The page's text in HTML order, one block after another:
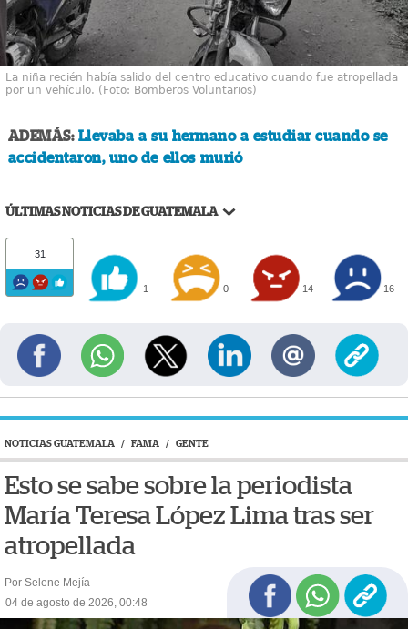
La niña recién había salido del centro educativo cuando fue atropellada
por un vehículo. (Foto: Bomberos Voluntarios)
ADEMÁS: Llevaba a su hermano a estudiar cuando se
accidentaron, uno de ellos murió
ÚLTIMAS NOTICIAS DE GUATEMALA
31
1 0 14 16
NOTICIAS GUATEMALA / FAMA / GENTE
Esto se sabe sobre la periodista
María Teresa López Lima tras ser
atropellada
Por Selene Mejía
04 de agosto de 2026, 00:48